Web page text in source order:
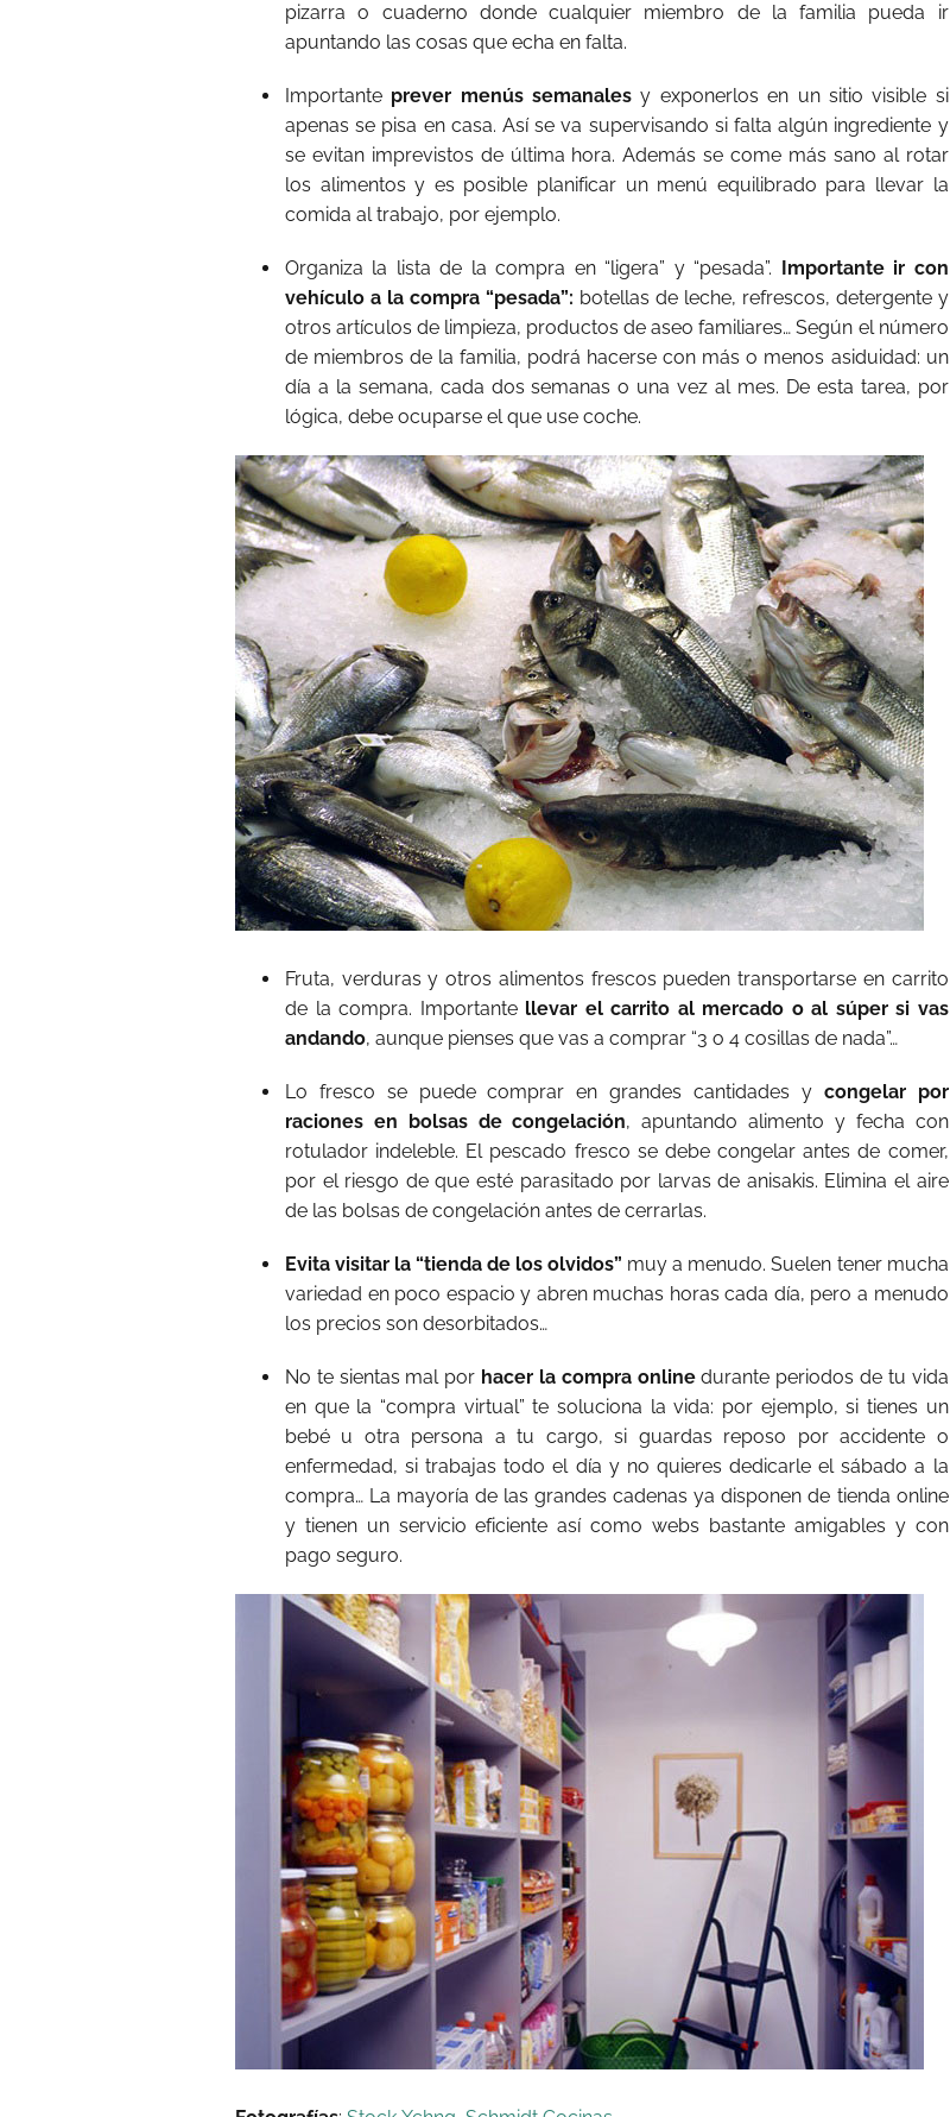
pizarra o cuaderno donde cualquier miembro de la familia pueda ir
apuntando las cosas que echa en falta.
Importante prever menús semanales y exponerlos en un sitio visible si
apenas se pisa en casa. Así se va supervisando si falta algún ingrediente y
se evitan imprevistos de última hora. Además se come más sano al rotar
los alimentos y es posible planificar un menú equilibrado para llevar la
comida al trabajo, por ejemplo.
Organiza la lista de la compra en “ligera” y “pesada”. Importante ir con
vehículo a la compra “pesada”: botellas de leche, refrescos, detergente y
otros artículos de limpieza, productos de aseo familiares… Según el número
de miembros de la familia, podrá hacerse con más o menos asiduidad: un
día a la semana, cada dos semanas o una vez al mes. De esta tarea, por
lógica, debe ocuparse el que use coche.
Fruta, verduras y otros alimentos frescos pueden transportarse en carrito
de la compra. Importante llevar el carrito al mercado o al súper si vas
andando, aunque pienses que vas a comprar “3 o 4 cosillas de nada”…
Lo fresco se puede comprar en grandes cantidades y congelar por
raciones en bolsas de congelación, apuntando alimento y fecha con
rotulador indeleble. El pescado fresco se debe congelar antes de comer,
por el riesgo de que esté parasitado por larvas de anisakis. Elimina el aire
de las bolsas de congelación antes de cerrarlas.
Evita visitar la “tienda de los olvidos” muy a menudo. Suelen tener mucha
variedad en poco espacio y abren muchas horas cada día, pero a menudo
los precios son desorbitados…
No te sientas mal por hacer la compra onlinedurante periodos de tu vida
en que la “compra virtual” te soluciona la vida: por ejemplo, si tienes un
bebé u otra persona a tu cargo, si guardas reposo por accidente o
enfermedad, si trabajas todo el día y no quieres dedicarle el sábado a la
compra… La mayoría de las grandes cadenas ya disponen de tienda online
y tienen un servicio eficiente así como webs bastante amigables y con
pago seguro.